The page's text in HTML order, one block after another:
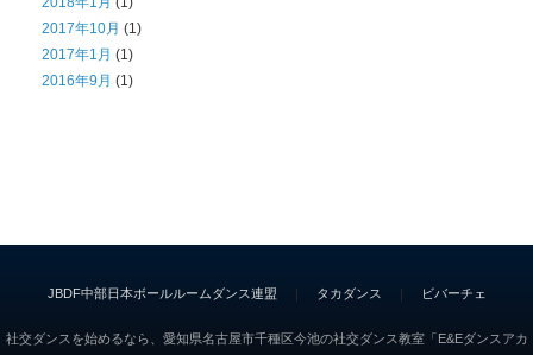
2017年10月 (1)
2017年1月 (1)
2016年9月 (1)
JBDF中部日本ボールルームダンス連盟 ｜ タカダンス ｜ ビバーチェ
社交ダンスを始めるなら、愛知県名古屋市千種区今池の社交ダンス教室「E&Eダンスアカ